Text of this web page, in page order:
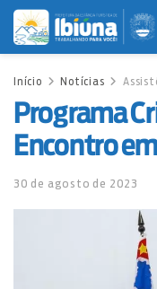
Início Notícias
Programa
Encontro
30 de agosto de 2023